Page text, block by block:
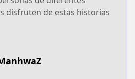
disfruten de estas historias